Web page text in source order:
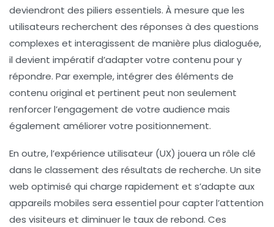
deviendront des piliers essentiels. À mesure que les
utilisateurs recherchent des réponses à des questions
complexes et interagissent de manière plus dialoguée,
il devient impératif d’adapter votre contenu pour y
répondre. Par exemple, intégrer des éléments de
contenu original et pertinent peut non seulement
renforcer l’engagement de votre audience mais
également améliorer votre positionnement.
En outre, l’expérience utilisateur (UX) jouera un rôle clé
dans le classement des résultats de recherche. Un site
web optimisé qui charge rapidement et s’adapte aux
appareils mobiles sera essentiel pour capter l’attention
des visiteurs et diminuer le taux de rebond. Ces